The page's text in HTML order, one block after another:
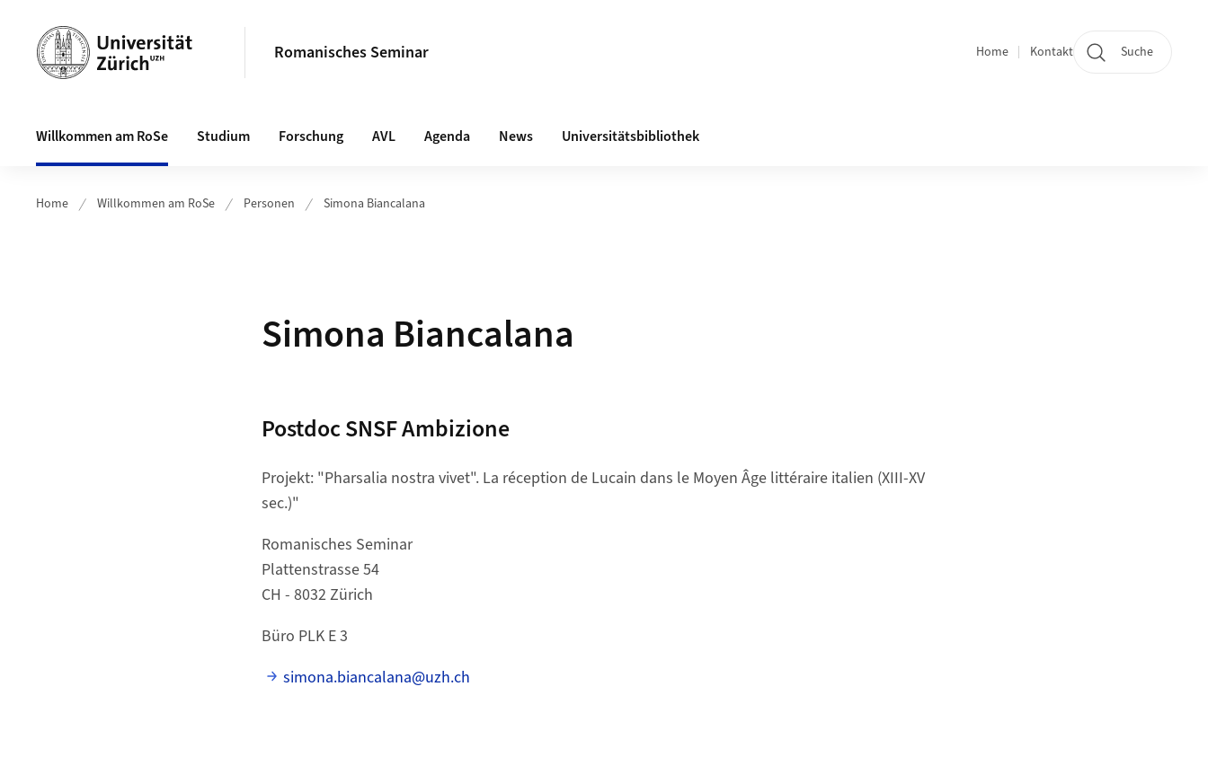
Romanisches Seminar
Quicklinks
Home Kontakt Suche
Willkommen am RoSe Studium Forschung AVL Agenda News Universitätsbibliothek
Home Willkommen am RoSe Personen Simona Biancalana
Simona Biancalana
Postdoc SNSF Ambizione
Projekt: "Pharsalia nostra vivet". La réception de Lucain dans le Moyen Âge littéraire italien (XIII-XV
sec.)"
Romanisches Seminar
Plattenstrasse 54
CH - 8032 Zürich
Büro PLK E 3
simona.biancalana@uzh.ch